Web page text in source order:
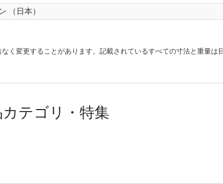
（日本）
く変更することがあります。記載されているすべての寸法と重量は
テゴリ・特集